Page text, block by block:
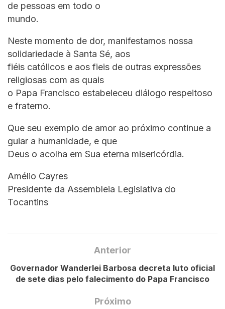
de pessoas em todo o
mundo.
Neste momento de dor, manifestamos nossa
solidariedade à Santa Sé, aos
fiéis católicos e aos fieis de outras expressões
religiosas com as quais
o Papa Francisco estabeleceu diálogo respeitoso
e fraterno.
Que seu exemplo de amor ao próximo continue a
guiar a humanidade, e que
Deus o acolha em Sua eterna misericórdia.
Amélio Cayres
Presidente da Assembleia Legislativa do
Tocantins
Anterior
Governador Wanderlei Barbosa decreta luto oficial
de sete dias pelo falecimento do Papa Francisco
Próximo